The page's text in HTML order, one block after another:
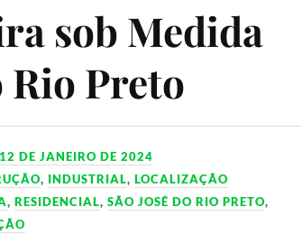
sob Medida
Rio Preto
12 DE JANEIRO DE 2024
, INDUSTRIAL,LOCALIZAÇÃO
,RESIDENCIAL,SÃO JOSÉ DO RIO PRETO,